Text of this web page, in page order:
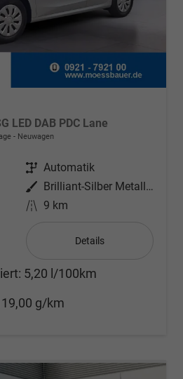
LED DAB PDC Lane
Neuwagen
Getriebe Automatik
Außenfarbe
Brilliant-Silber Metallic
Kilometerstand 9 km
Details
5,20 l/100km
g/km